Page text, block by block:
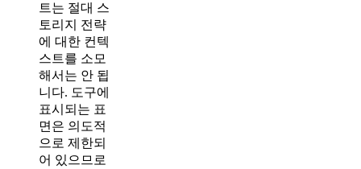
트는 절대 스
토리지 전략
에 대한 컨텍
스트를 소모
해서는 안 됩
니다. 도구에
표시되는 표
면은 의도적
으로 제한되
어 있으므로